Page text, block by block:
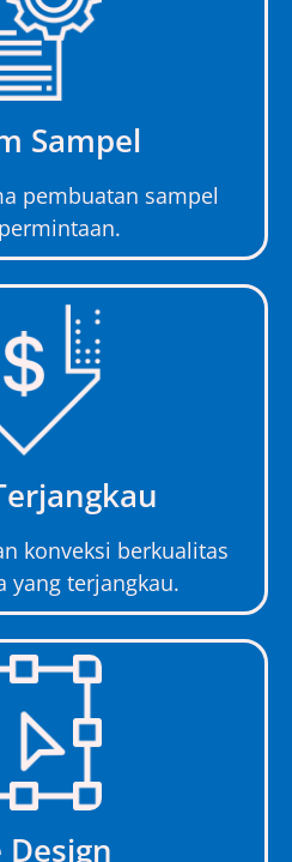
Sampel
pembuatan sampel
konveksi berkualitas
yang terjangkau.
Design